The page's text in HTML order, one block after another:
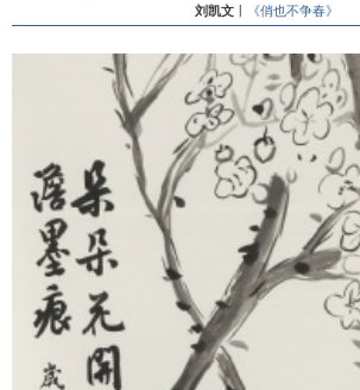
刘凯文丨 《俏也不争春》